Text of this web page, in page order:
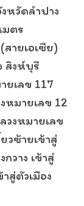
หวัดลำปาง
มตร
ายเอเซีย)
สิงห์บุรี
ยเลข 117
มายเลข 12
วงหมายเลข
วซ้ายเข้าสู่
วาง เข้าสู่
สู่ตัวเมือง